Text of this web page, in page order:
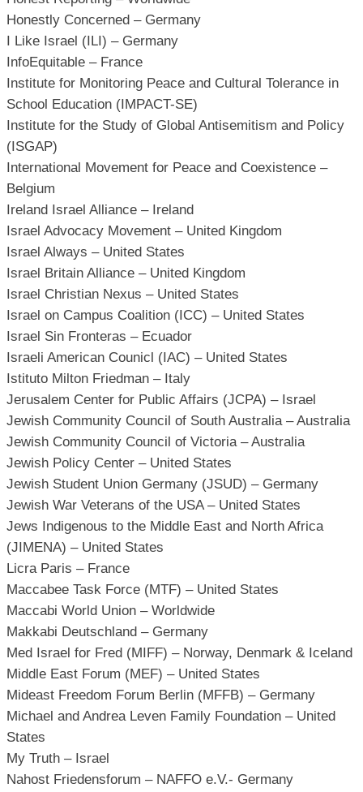
Honestly Concerned – Germany
I Like Israel (ILI) – Germany
InfoEquitable – France
Institute for Monitoring Peace and Cultural Tolerance in
School Education (IMPACT-SE)
Institute for the Study of Global Antisemitism and Policy
(ISGAP)
International Movement for Peace and Coexistence –
Belgium
Ireland Israel Alliance – Ireland
Israel Advocacy Movement – United Kingdom
Israel Always – United States
Israel Britain Alliance – United Kingdom
Israel Christian Nexus – United States
Israel on Campus Coalition (ICC) – United States
Israel Sin Fronteras – Ecuador
Israeli American Counicl (IAC) – United States
Istituto Milton Friedman – Italy
Jerusalem Center for Public Affairs (JCPA) – Israel
Jewish Community Council of South Australia – Australia
Jewish Community Council of Victoria – Australia
Jewish Policy Center – United States
Jewish Student Union Germany (JSUD) – Germany
Jewish War Veterans of the USA – United States
Jews Indigenous to the Middle East and North Africa
(JIMENA) – United States
Licra Paris – France
Maccabee Task Force (MTF) – United States
Maccabi World Union – Worldwide
Makkabi Deutschland – Germany
Med Israel for Fred (MIFF) – Norway, Denmark & Iceland
Middle East Forum (MEF) – United States
Mideast Freedom Forum Berlin (MFFB) – Germany
Michael and Andrea Leven Family Foundation – United
States
My Truth – Israel
Nahost Friedensforum – NAFFO e.V.- Germany